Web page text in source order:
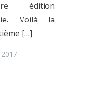
édition
Voilà la
[…]